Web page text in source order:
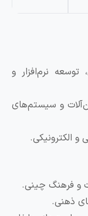
نرم‌افزار و
و سیستم‌های
فرهنگ چینی.